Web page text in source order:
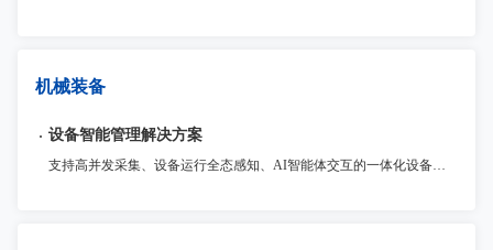
机械装备
设备智能管理解决方案
支持高并发采集、设备运行全态感知、AI智能体交互的一体化设备智能管理平台，提供资产管理、状态监控、维修保养、远程运维、节能降耗等全场景服务。